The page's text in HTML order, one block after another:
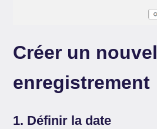
Créer un nouvel
enregistrement
1. Définir la date